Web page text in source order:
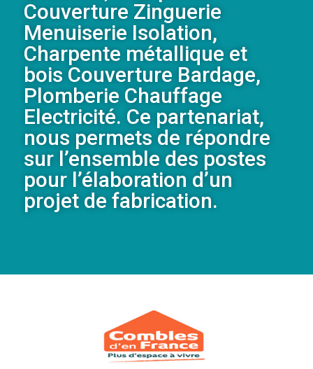
Couverture Zinguerie
Menuiserie Isolation,
Charpente métallique et
bois Couverture Bardage,
Plomberie Chauffage
Electricité. Ce partenariat,
nous permets de répondre
sur l’ensemble des postes
pour l’élaboration d’un
projet de fabrication.